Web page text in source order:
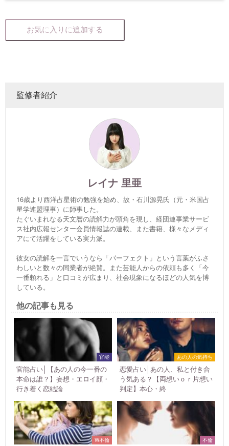
お気に入りに追加する
監修者紹介
レイナ 里亜
16歳より西洋占星術の勉強を始め、故・石川源晃氏（元・米国占
星学連盟理事）に師事した。
たぐいまれなる天文暦の読解力が頭角を現し、経団連事業サービ
ス社内広報センター会員情報誌の連載、また書籍、様々なメディ
アにて活躍をしている実力派。
彼女の読解を一言でいうなら「パーフェクト」という言葉がふさ
わしいと数々の同業者が絶賛。また芸能人からの依頼も多く「今
一番頼れる」と口コミが広まり、社会現象になるほどの人気を博
している。
他の記事も見る
官能
官能占い│【あの人の今一番の
本命は誰？】妄想・エロイ顔・
行き着く恋結論
あの人の気持ち
恋愛占い│あの人、私と付き合
う気ある？【両想いｏｒ片想い
判定】本心・終
W不倫 不倫